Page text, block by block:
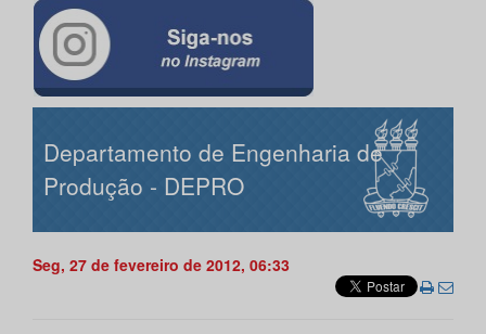
Departamento de Engenharia de
Produção - DEPRO
Seg, 27 de fevereiro de 2012, 06:33